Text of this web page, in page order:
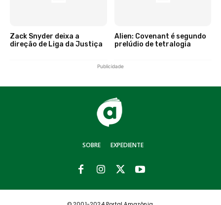
Zack Snyder deixa a
direção de Liga da Justiça
Alien: Covenant é segundo
prelúdio de tetralogia
Publicidade
SOBRE EXPEDIENTE